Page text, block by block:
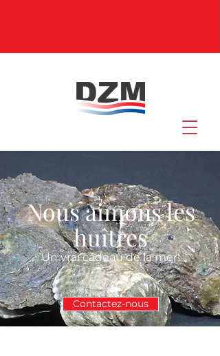
Nous aimons les
huîtres
Un vrai cadeau de la mer!
Contactez-nous